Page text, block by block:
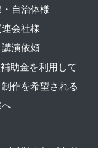
自治体様
会社様
演依頼
補助金を利用して
作を希望される
へ